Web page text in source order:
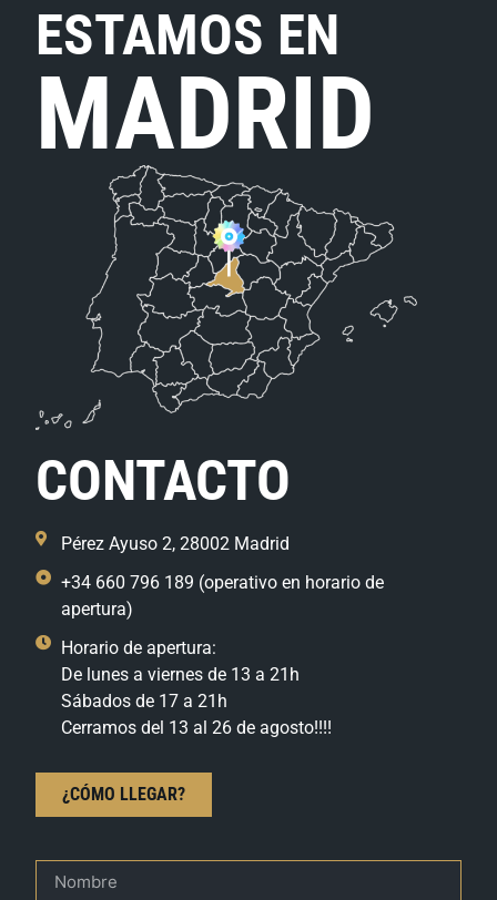
ESTAMOS EN
MADRID
CONTACTO
Pérez Ayuso 2, 28002 Madrid
+34 660 796 189 (operativo en horario de
apertura)
Horario de apertura:
De lunes a viernes de 13 a 21h
Sábados de 17 a 21h
Cerramos del 13 al 26 de agosto!!!!
¿CÓMO LLEGAR?